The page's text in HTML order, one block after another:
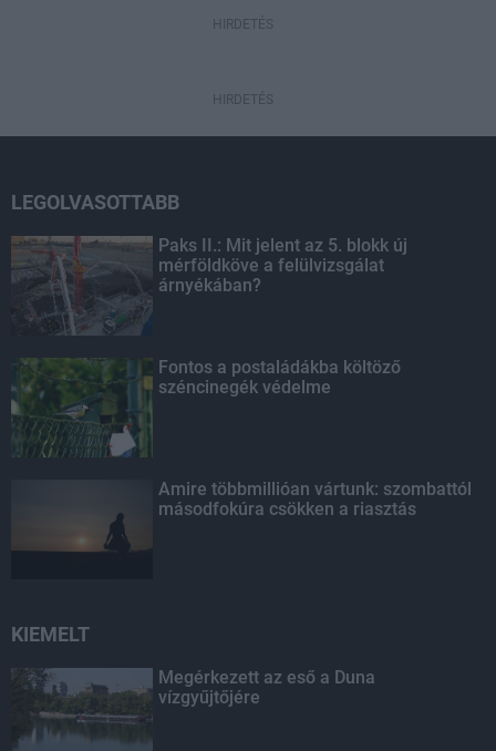
HIRDETÉS
HIRDETÉS
LEGOLVASOTTABB
Paks II.: Mit jelent az 5. blokk új
mérföldköve a felülvizsgálat
árnyékában?
Fontos a postaládákba költöző
széncinegék védelme
Amire többmillióan vártunk: szombattól
másodfokúra csökken a riasztás
KIEMELT
Megérkezett az eső a Duna
vízgyűjtőjére